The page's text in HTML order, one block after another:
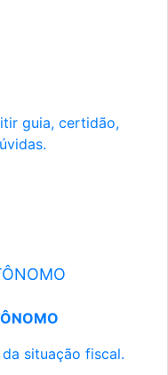
guia, certidão,
situação fiscal.